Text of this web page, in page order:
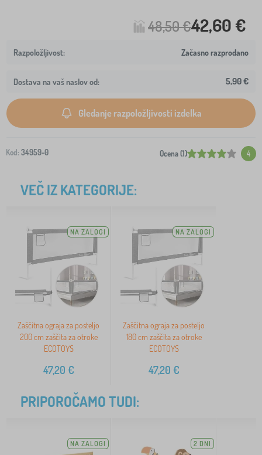
48,50 €42,60 €
Začasno razprodano
Dostava na vaš naslov od: 5,90 €
Gledanje razpoložljivosti izdelka
Kod: 34959-0 Ocena (1) 4
VEČ IZ KATEGORIJE:
NA ZALOGI
Zaščitna ograja za posteljo
200 cm zaščita za otroke
ECOTOYS
47,20 €
NA ZALOGI
Zaščitna ograja za posteljo
180 cm zaščita za otroke
ECOTOYS
47,20 €
PRIPOROČAMO TUDI:
NA ZALOGI 2 DNI